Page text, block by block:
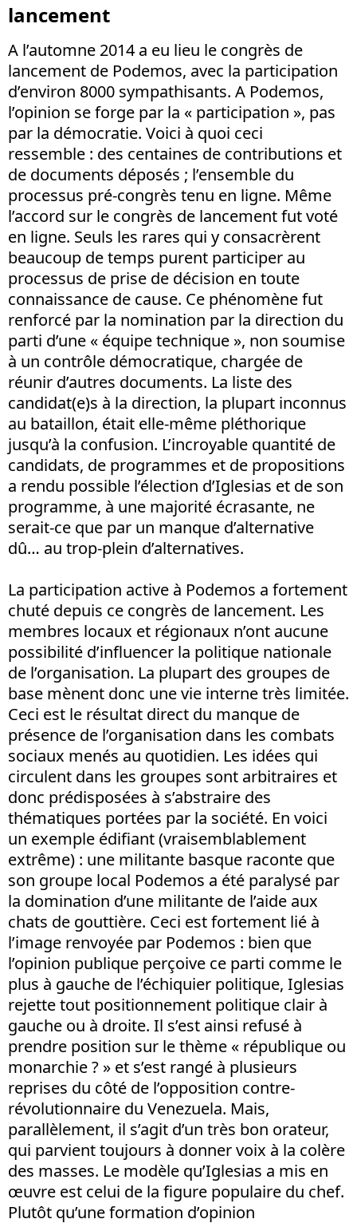
lancement
A l’automne 2014 a eu lieu le congrès de
lancement de Podemos, avec la participation
d’environ 8000 sympathisants. A Podemos,
l’opinion se forge par la « participation », pas
par la démocratie. Voici à quoi ceci
ressemble : des centaines de contributions et
de documents déposés ; l’ensemble du
processus pré-congrès tenu en ligne. Même
l’accord sur le congrès de lancement fut voté
en ligne. Seuls les rares qui y consacrèrent
beaucoup de temps purent participer au
processus de prise de décision en toute
connaissance de cause. Ce phénomène fut
renforcé par la nomination par la direction du
parti d’une « équipe technique », non soumise
à un contrôle démocratique, chargée de
réunir d’autres documents. La liste des
candidat(e)s à la direction, la plupart inconnus
au bataillon, était elle-même pléthorique
jusqu’à la confusion. L’incroyable quantité de
candidats, de programmes et de propositions
a rendu possible l’élection d’Iglesias et de son
programme, à une majorité écrasante, ne
serait-ce que par un manque d’alternative
dû… au trop-plein d’alternatives.
La participation active à Podemos a fortement
chuté depuis ce congrès de lancement. Les
membres locaux et régionaux n’ont aucune
possibilité d’influencer la politique nationale
de l’organisation. La plupart des groupes de
base mènent donc une vie interne très limitée.
Ceci est le résultat direct du manque de
présence de l’organisation dans les combats
sociaux menés au quotidien. Les idées qui
circulent dans les groupes sont arbitraires et
donc prédisposées à s’abstraire des
thématiques portées par la société. En voici
un exemple édifiant (vraisemblablement
extrême) : une militante basque raconte que
son groupe local Podemos a été paralysé par
la domination d’une militante de l’aide aux
chats de gouttière. Ceci est fortement lié à
l’image renvoyée par Podemos : bien que
l’opinion publique perçoive ce parti comme le
plus à gauche de l’échiquier politique, Iglesias
rejette tout positionnement politique clair à
gauche ou à droite. Il s’est ainsi refusé à
prendre position sur le thème « république ou
monarchie ? » et s’est rangé à plusieurs
reprises du côté de l’opposition contre-
révolutionnaire du Venezuela. Mais,
parallèlement, il s’agit d’un très bon orateur,
qui parvient toujours à donner voix à la colère
des masses. Le modèle qu’Iglesias a mis en
œuvre est celui de la figure populaire du chef.
Plutôt qu’une formation d’opinion